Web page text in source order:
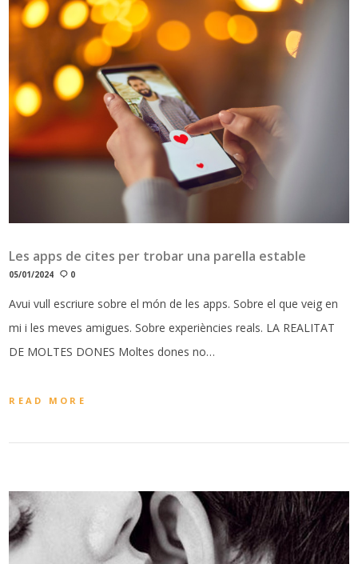
Les apps de cites per trobar una parella estable
05/01/2024 0
Avui vull escriure sobre el món de les apps. Sobre el que veig en
mi i les meves amigues. Sobre experiències reals. LA REALITAT
DE MOLTES DONES Moltes dones no…
READ MORE